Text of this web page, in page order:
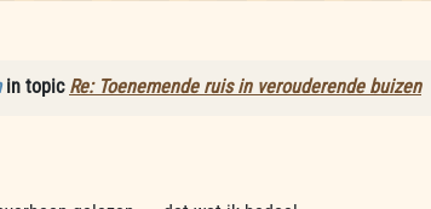
in topic Re: Toenemende ruis in verouderende buizen